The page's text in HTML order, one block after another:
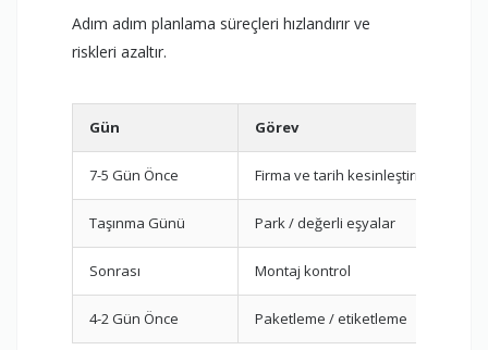
Adım adım planlama süreçleri hızlandırır ve
riskleri azaltır.
Gün Görev
7-5 Gün Önce Firma ve tarih kesinleştirme
Taşınma Günü Park / değerli eşyalar
Sonrası Montaj kontrol
4-2 Gün Önce Paketleme / etiketleme